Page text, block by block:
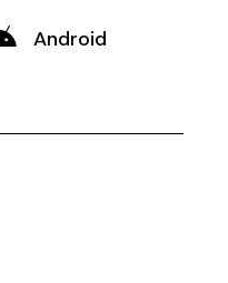
Android